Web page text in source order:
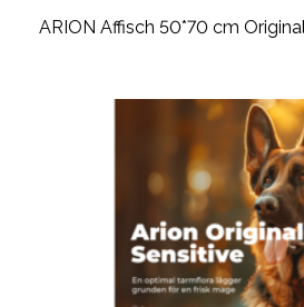
ARION Affisch 50*70 cm